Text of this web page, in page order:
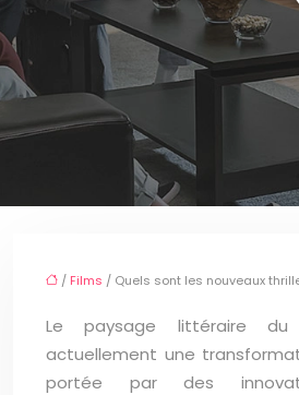
/ Films / Quels sont les nouveaux
Le paysage littéraire du
actuellement une
portée par des